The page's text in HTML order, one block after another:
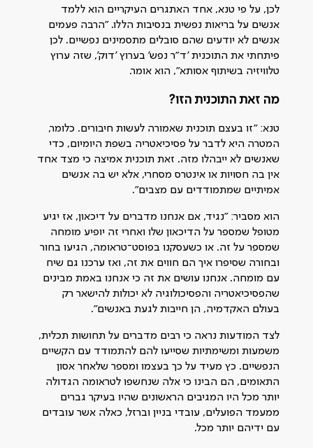
לכן, על פי טנא, אחד האתגרים העיקריים הוא ללמד
אנשים על בריאות נפשית בנסיבות הללו. "הרבה פעמים
אנשים לא יודעים שהם סובלים מתסמינים נפשיים. לכן
פיתחתי את התוכנית 'ד"ר נפש' בערוץ 'דוק', שזה ערוץ
טלוויזיה בשיתוף אסותא", הוא אומר.
מה זאת התוכנית הזו?
טנא: "זו בעצם תוכנית שאמורה לעשות חיבורים. כלומר,
המטרה היא לדבר על פסיכיאטריה בשפת היומיום, כדי
שאנשים לא ייבהלו מזה. זאת תוכנית אמיצה כי מצד אחד
אין בה חסויות או אינטרס מסחרי, אלא יש בה אנשים
אמיתיים שמתמודדים עם מצבים".
הוא מסביר: "נגיד, אם אנחנו מדברים על דיכאון, אז יגיע
מטופל שמספר על הדיכאון שלו ואחרי זה יופיע מומחה
שמספר על זה. או כשעסקנו בפוסט־טראומה, הגיעו בחור
ובחורה שסיפרו איך הם חווים את זה, ואז ערכנו גם שיח
עם מומחה. אנחנו עושים את זה כי אנחנו באמת מבינים
שהפסיכיאטריה והפסיכולוגיה לא יכולות להישאר רק
בעולם האקדמיה, הן חייבות לגעת באנשים".
לצד המודעות נראה כי רבים מדברים על תחושות תכלית,
משמעות ומשימתיות שסייעו להם להתמודד עם הקשיים
הנפשיים. כץ מעיד על כך בעצמו ומספר שלאחר אסון
התאומים, הם הבינו כי אלה שנחשפו לטראומה הגדולה
יותר מכל היו המגיבים הראשונים שהיו בעיקר גברים
ממעמד הפועלים, עובדי בניין וברזל, כאלה אשר עובדים
עם ידיהם יותר מכל.